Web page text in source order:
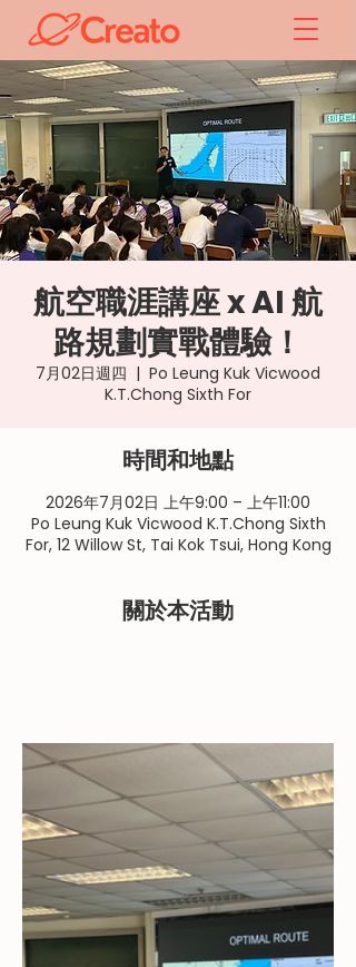
航空職涯講座 x AI 航
路規劃實戰體驗！
7月02日週四
  |
Po Leung Kuk Vicwood
K.T.Chong Sixth For
時間和地點
2026年7月02日 上午9:00 – 上午11:00
Po Leung Kuk Vicwood K.T.Chong Sixth
For, 12 Willow St, Tai Kok Tsui, Hong Kong
關於本活動